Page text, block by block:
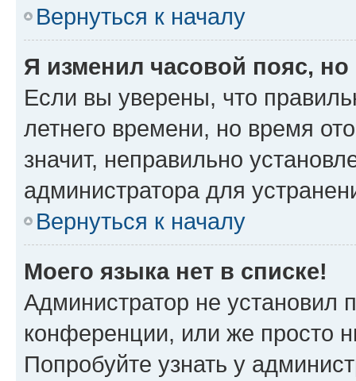
Вернуться к началу
Я изменил часовой пояс,
Если вы уверены, что
летнего времени, но время
значит, неправильно
администратора для
Вернуться к началу
Моего языка нет в списке!
Администратор не установил
конференции, или же просто
Попробуйте узнать у